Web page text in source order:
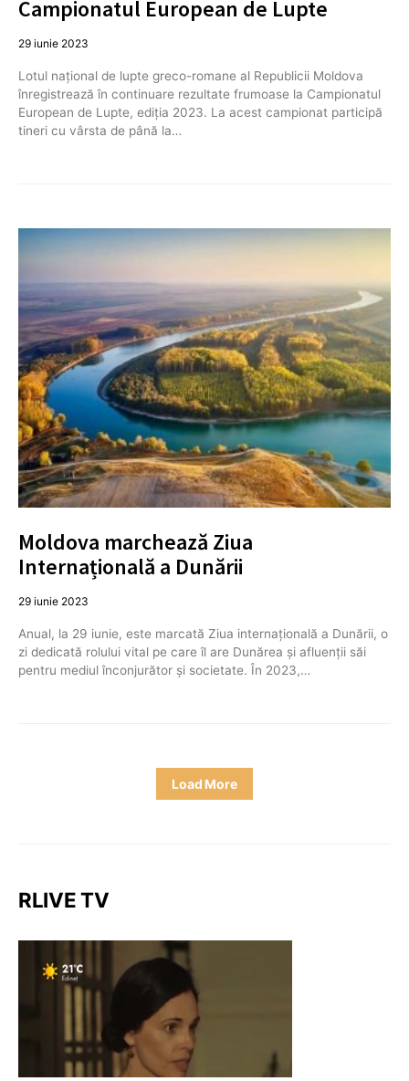
Campionatul European de Lupte
29 iunie 2023
Lotul naţional de lupte greco-romane al Republicii Moldova
înregistrează în continuare rezultate frumoase la Campionatul
European de Lupte, ediția 2023. La acest campionat participă
tineri cu vârsta de până la…
Moldova marchează Ziua
Internațională a Dunării
29 iunie 2023
Anual, la 29 iunie, este marcată Ziua internațională a Dunării, o
zi dedicată rolului vital pe care îl are Dunărea și afluenții săi
pentru mediul înconjurător și societate. În 2023,…
Load More
RLIVE TV